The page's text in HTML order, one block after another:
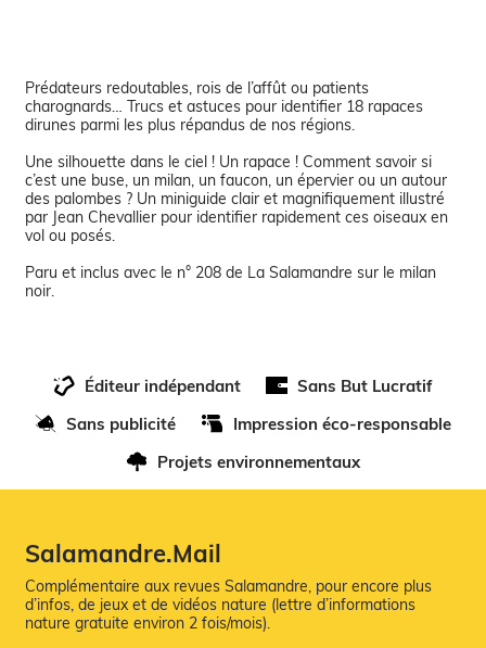
Prédateurs redoutables, rois de l’affût ou patients
charognards… Trucs et astuces pour identifier 18 rapaces
dirunes parmi les plus répandus de nos régions.
Une silhouette dans le ciel ! Un rapace ! Comment savoir si
c’est une buse, un milan, un faucon, un épervier ou un autour
des palombes ? Un miniguide clair et magnifiquement illustré
par Jean Chevallier pour identifier rapidement ces oiseaux en
vol ou posés.
Paru et inclus avec le n° 208 de La Salamandre sur le milan
Éditeur indépendant
Sans But Lucratif
Sans publicité
Impression éco-responsable
Projets environnementaux
Salamandre.Mail
Complémentaire aux revues Salamandre, pour encore plus
d’infos, de jeux et de vidéos nature (lettre d’informations
nature gratuite environ 2 fois/mois).